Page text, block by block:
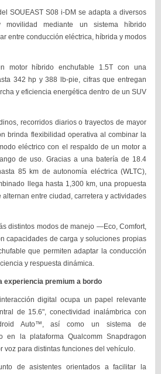
SOUEAST S08 i-DM se adapta a diversos
mediante un sistema híbrido
entre conducción eléctrica, híbrida y modos
motor híbrido enchufable 1.5T con una
342 hp y 388 lb-pie, cifras que entregan
y eficiencia energética dentro de un SUV
recorridos diarios o trayectos de mayor
brinda flexibilidad operativa al combinar la
eléctrico con el respaldo de un motor a
de uso. Gracias a una batería de 18.4
85 km de autonomía eléctrica (WLTC),
llega hasta 1,300 km, una propuesta
entre ciudad, carretera y actividades
distintos modos de manejo —Eco, Comfort,
capacidades de carga y soluciones propias
que permiten adaptar la conducción
y respuesta dinámica.
experiencia premium a bordo
digital ocupa un papel relevante
de 15.6", conectividad inalámbrica con
Auto™, así como un sistema de
en la plataforma Qualcomm Snapdragon
voz para distintas funciones del vehículo.
de asistentes orientados a facilitar la